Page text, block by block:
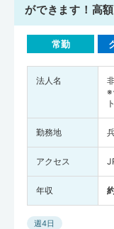
ができます！高
常勤
法人名
※
勤務地
アクセス
年収
週4日